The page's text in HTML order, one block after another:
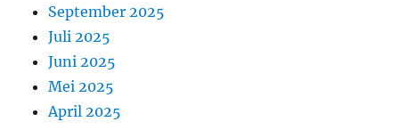
September 2025
Juli 2025
Juni 2025
Mei 2025
April 2025